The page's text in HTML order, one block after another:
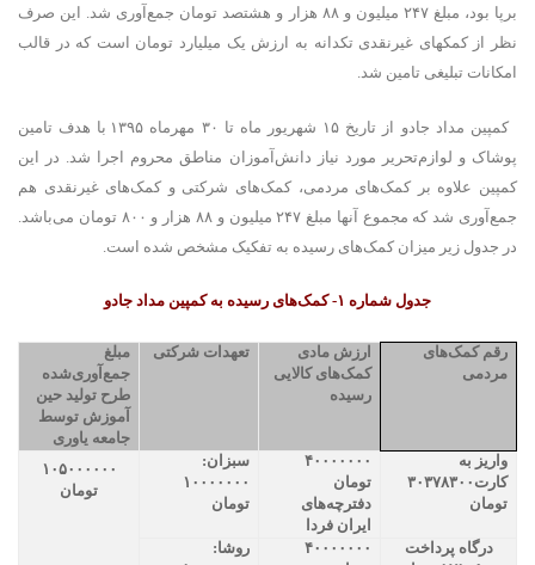
برپا بود، مبلغ ۲۴۷ میلیون و ۸۸ هزار و هشتصد تومان جمع‌آوری شد.
این صرف
نظر از کمکهای غیرنقدی تکدانه به ارزش یک میلیارد تومان است که در قالب
امکانات تبلیغی تامین شد.
کمپین مداد جادو از تاریخ ۱۵ شهریور ماه تا ۳۰ مهرماه ۱۳۹۵ با هدف تامین
پوشاک و لوازم‌تحریر مورد نیاز دانش‌آموزان مناطق محروم اجرا شد. در این
کمپین علاوه بر کمک‌های مردمی، کمک‌های شرکتی و کمک‌های غیرنقدی هم
جمع‌آوری شد که مجموع آنها مبلغ ۲۴۷
میلیون و ۸۸ هزار و ۸۰۰ تومان می‌باشد.
در جدول زیر میزان کمک‌های رسیده به تفکیک مشخص شده است.
جدول شماره ۱- کمک‌های رسیده به کمپین مداد جادو
رقم کمک‌های
مردمی
ارزش مادی
کمک‌های کالایی
رسیده
تعهدات شرکتی
مبلغ
جمع‌آوری‌شده
طرح تولید حین
آموزش توسط
جامعه یاوری
واریز به
کارت ۳۰۳۷۸۳۰۰
تومان
۴۰۰۰۰۰۰۰
تومان
دفترچه‌های
ایران فردا
سبزان:
۱۰۰۰۰۰۰۰
تومان
۱۰۵۰۰۰۰۰۰
تومان
درگاه پرداخت
۴۰۰۰۰۰۰۰
روشا: